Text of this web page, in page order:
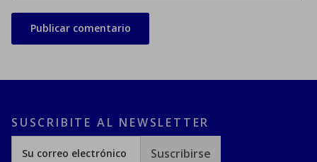
Publicar comentario
SUSCRIBITE AL NEWSLETTER
Suscribirse